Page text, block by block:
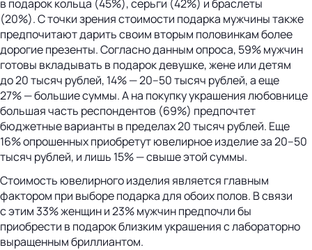
в подарок кольца (45%), серьги (42%) и браслеты
(20%). С точки зрения стоимости подарка мужчины также
предпочитают дарить своим вторым половинкам более
дорогие презенты. Согласно данным опроса, 59% мужчин
готовы вкладывать в подарок девушке, жене или детям
до 20 тысяч рублей, 14% — 20–50 тысяч рублей, а еще
27% — большие суммы. А на покупку украшения любовнице
большая часть респондентов (69%) предпочтет
бюджетные варианты в пределах 20 тысяч рублей. Еще
16% опрошенных приобретут ювелирное изделие за 20–50
тысяч рублей, и лишь 15% — свыше этой суммы.
Стоимость ювелирного изделия является главным
фактором при выборе подарка для обоих полов. В связи
с этим 33% женщин и 23% мужчин предпочли бы
приобрести в подарок близким украшения с лабораторно
выращенным бриллиантом.